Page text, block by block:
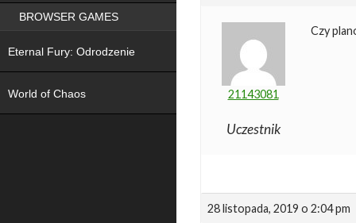
21143081
Uczestnik
Czy
28 listopada, 2019 o 2:04 pm
BROWSER GAMES
Eternal Fury: Odrodzenie
World of Chaos